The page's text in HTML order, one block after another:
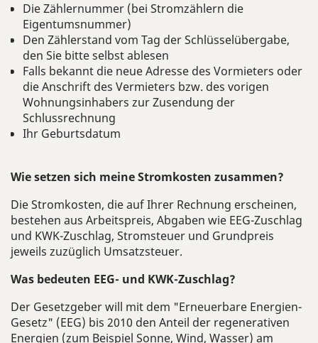
Die Zählernummer (bei Stromzählern die
Eigentumsnummer)
Den Zählerstand vom Tag der Schlüsselübergabe,
den Sie bitte selbst ablesen
Falls bekannt die neue Adresse des Vormieters oder
die Anschrift des Vermieters bzw. des vorigen
Wohnungsinhabers zur Zusendung der
Schlussrechnung
Ihr Geburtsdatum
Wie setzen sich meine Stromkosten zusammen?
Die Stromkosten, die auf Ihrer Rechnung erscheinen,
bestehen aus Arbeitspreis, Abgaben wie EEG-Zuschlag
und KWK-Zuschlag, Stromsteuer und Grundpreis
jeweils zuzüglich Umsatzsteuer.
Was bedeuten EEG- und KWK-Zuschlag?
Der Gesetzgeber will mit dem "Erneuerbare Energien-
Gesetz" (EEG) bis 2010 den Anteil der regenerativen
Energien (zum Beispiel Sonne, Wind, Wasser) am